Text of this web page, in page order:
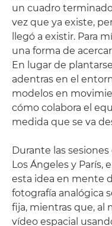
un cuadro
vez que ya existe,
llegó a existir. Para
una forma de
En lugar de
adentras en el
modelos en
cómo colabora el
medida que se va
Durante las
Los Ángeles y París,
esta idea en mente
fotografía analógica
fija, mientras que, al
vídeo espacial